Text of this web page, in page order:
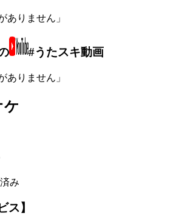
ありません」
#うたスキ動画
ありません」
ケ
み
ス】